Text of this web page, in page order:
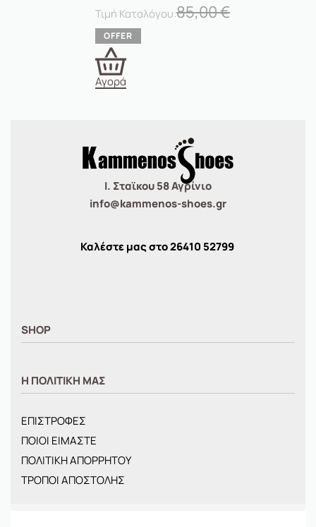
85,00€
Αγορά
Ι. Σταϊκου 58 Αγρίνιο
info@kammenos-shoes.gr
Καλέστε μας στο26410 52799
SHOP
ΓΥΝΑΙΚΕΙΑ
BRANDS
ΝΕΕΣ ΑΦΙΞΕΙΣ
OFFERS
ΤΣΑΝΤΕΣ
Η ΠΟΛΙΤΙΚΗ ΜΑΣ
ΕΠΙΣΤΡΟΦΕΣ
ΠΟΙΟΙ ΕΙΜΑΣΤΕ
ΠΟΛΙΤΙΚΗ ΑΠΟΡΡΗΤΟΥ
ΤΡΟΠΟΙ ΑΠΟΣΤΟΛΗΣ